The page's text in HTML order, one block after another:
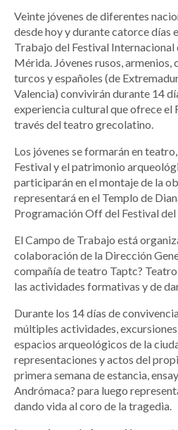
Veinte jóvenes de diferentes
desde hoy y durante catorce días
Trabajo del Festival Internacional
Mérida. Jóvenes rusos, armenios,
turcos y españoles (de
Valencia) convivirán durante 14
experiencia cultural que ofrece el
través del teatro grecolatino.
Los jóvenes se formarán en
Festival y el patrimonio
participarán en el montaje de la
representará en el Templo de
Programación Off del Festival del
El Campo de Trabajo está
colaboración de la Dirección
compañía de teatro Taptc?
las actividades formativas y de
Durante los 14 días de
múltiples actividades,
espacios arqueológicos de la
representaciones y actos del
primera semana de estancia,
Andrómaca? para luego
dando vida al coro de la tragedia.